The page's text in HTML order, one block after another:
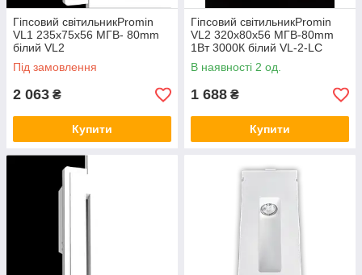
Гіпсовий світильникPromin
VL1 235x75x56 МГВ- 80mm
білий VL2
Під замовлення
2 063 ₴
Купити
Гіпсовий світильникPromin
VL2 320x80x56 МГВ-80mm
1Вт 3000К білий VL-2-LC
В наявності 2 од.
1 688 ₴
Купити